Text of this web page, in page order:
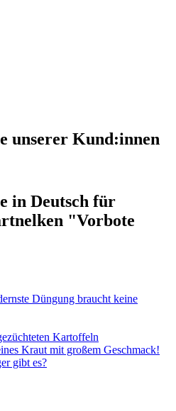
unserer Kund:innen
in Deutsch für
"Vorbote
Düngung braucht keine
Kartoffeln
Kraut mit großem Geschmack!
gibt es?